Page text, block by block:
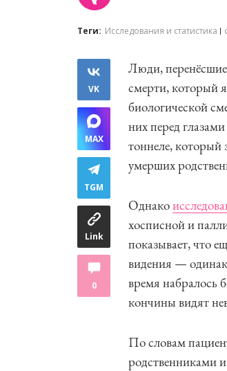
Теги: Исследования и статистика
VK
MAX
TGM
Link
0
Люди,
смерти, который
биологической
них перед
тоннеле, который
умерших
Однако
хосписной и
показывает, что
видения —
время набралось
кончины видят
По словам
родственниками